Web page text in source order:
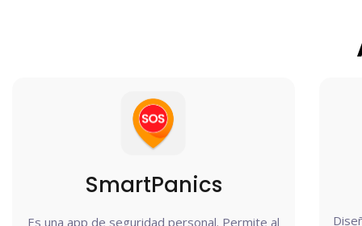
SmartPanics
Es una app de seguridad personal. Permite al